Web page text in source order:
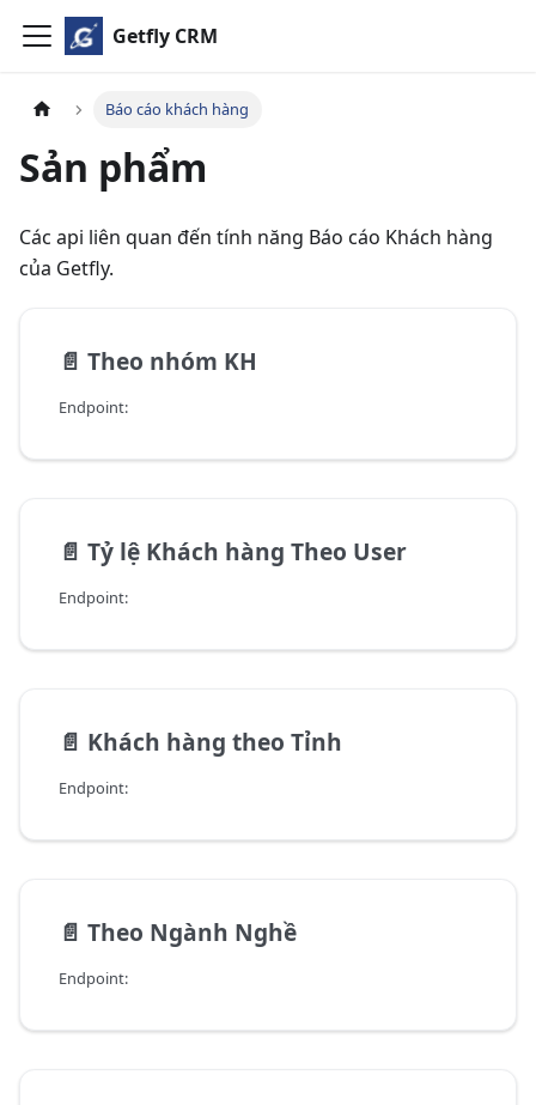
Getfly CRM
Báo cáo khách hàng
Sản phẩm
Các api liên quan đến tính năng Báo cáo Khách hàng
của Getfly.
📄️ Theo nhóm KH
Endpoint:
📄️ Tỷ lệ Khách hàng Theo User
Endpoint:
📄️ Khách hàng theo Tỉnh
Endpoint:
📄️ Theo Ngành Nghề
Endpoint: